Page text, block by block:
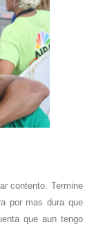
contento. Termine
por mas dura que
que aun tengo